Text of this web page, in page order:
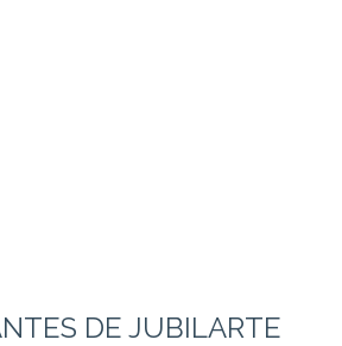
DE JUBILARTE